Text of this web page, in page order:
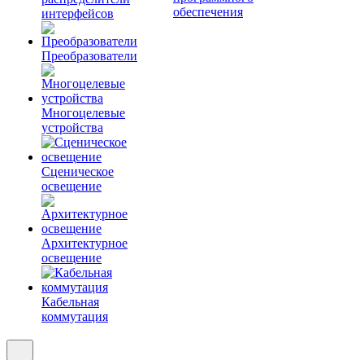
интерфейсов
Преобразователи
Многоцелевые
устройства
Сценическое
освещение
Архитектурное
освещение
Кабельная
коммутация
обеспечения